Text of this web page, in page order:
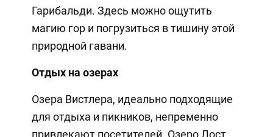
Гарибальди. Здесь можно ощутить
магию гор и погрузиться в тишину этой
природной гавани.
Отдых на озерах
Озера Вистлера, идеально подходящие
для отдыха и пикников, непременно
привлекают посетителей. Озеро Лост